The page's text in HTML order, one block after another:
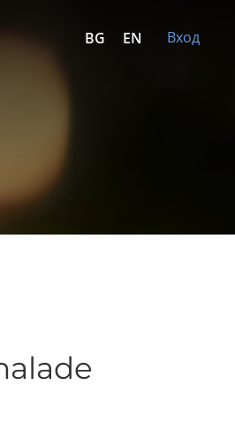
BG EN Вход